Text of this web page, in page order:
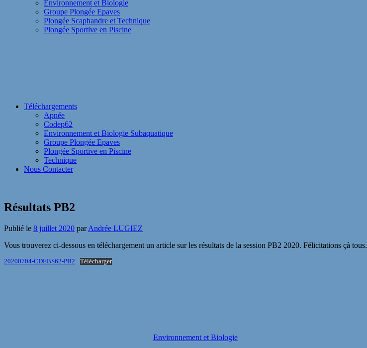
Environnement et Biologie
Groupe Plongée Epaves
Plongée Scaphandre et Technique
Plongée Sportive en Piscine
Téléchargements
Apnée
Codep62
Environnement et Biologie Subaquatique
Groupe Plongée Epaves
Plongée Sportive en Piscine
Technique
Nous Contacter
Résultats PB2
Publié le 8 juillet 2020 parAndrée LUGIEZ
Vous trouverez ci-dessous en téléchargement un article sur les résultats de la session PB2 2020. Félicitations çà tous.
20200704-CDEBS62-PB2 Télécharger
Environnement et Biologie